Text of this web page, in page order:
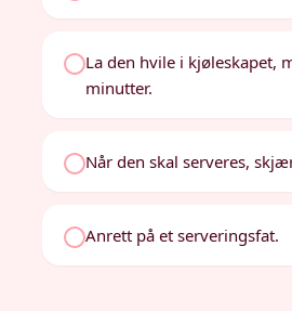
La den hvile i kjøleskapet,
minutter.
Når den skal serveres,
Anrett på et serveringsfat.